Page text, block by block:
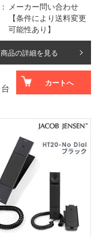
メーカー問い合わせ
【条件により送料変更
可能性あり】
商品の詳細を見る
台 カートへ